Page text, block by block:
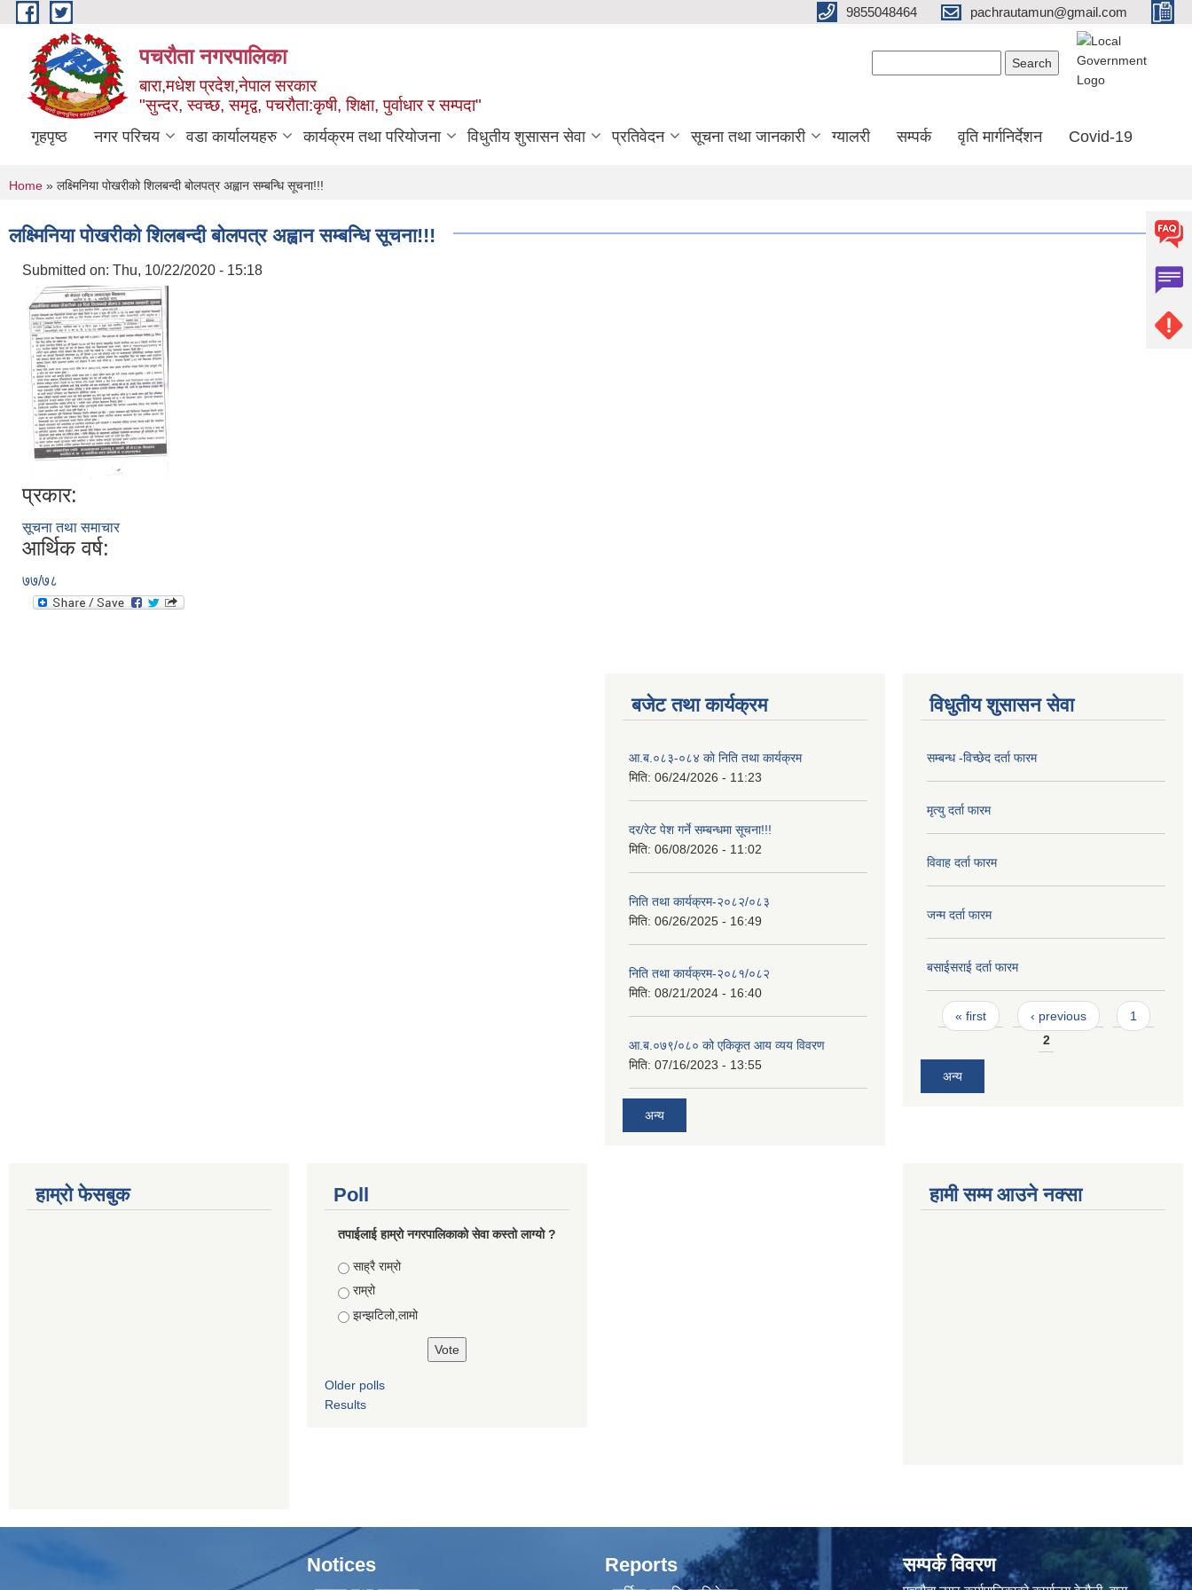
Skip to main content 9855048464 pachrautamun@gmail.com
पचरौता नगरपालिका
बारा,मधेश प्रदेश,नेपाल सरकार
"सुन्दर, स्वच्छ, समृद्व, पचरौता:कृषी, शिक्षा, पुर्वाधार र सम्पदा"
गृहपृष्ठ नगर परिचय वडा कार्यालयहरु कार्यक्रम तथा परियोजना विधुतीय शुसासन सेवा प्रतिवेदन सूचना तथा जानकारी ग्यालरी सम्पर्क वृति मार्गनिर्देशन Covid-19
You are here
Home » लक्ष्मिनिया पोखरीको शिलबन्दी बोलपत्र अह्वान सम्बन्धि सूचना!!!
लक्ष्मिनिया पोखरीको शिलबन्दी बोलपत्र अह्वान सम्बन्धि सूचना!!!
Submitted on: Thu, 10/22/2020 - 15:18
प्रकार:
सूचना तथा समाचार
आर्थिक वर्ष:
७७/७८
बजेट तथा कार्यक्रम
आ.ब.०८३-०८४ काे निति तथा कार्यक्रम
मिति: 06/24/2026 - 11:23
दर/रेट पेश गर्ने सम्बन्धमा सूचना!!!
मिति: 06/08/2026 - 11:02
निति तथा कार्यक्रम-२०८२/०८३
मिति: 06/26/2025 - 16:49
निति तथा कार्यक्रम-२०८१/०८२
मिति: 08/21/2024 - 16:40
आ.ब.०७९/०८० को एकिकृत आय व्यय विवरण
मिति: 07/16/2023 - 13:55
अन्य
विधुतीय शुसासन सेवा
सम्बन्ध -विच्छेद दर्ता फारम
मृत्यु दर्ता फारम
विवाह दर्ता फारम
जन्म दर्ता फारम
बसाईसराई दर्ता फारम
Pages
« first ‹ previous
1
2
अन्य
हाम्रो फेसबुक Poll
तपाईलाई हाम्रो नगरपालिकाको सेवा कस्तो लाग्यो ?
Choices
साह्रै राम्रो
राम्रो
झन्झटिलो,लामो
Older polls
Results
हामी सम्म आउने नक्सा
Notices Reports सम्पर्क विवरण